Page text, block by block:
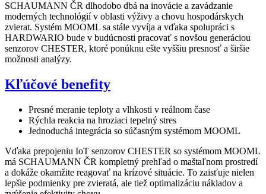
SCHAUMANN ČR dlhodobo dbá na inovácie a zavádzanie
moderných technológií v oblasti výživy a chovu hospodárskych
zvierat. Systém MOOML sa stále vyvíja a vďaka spolupráci s
HARDWARIO bude v budúcnosti pracovať s novšou generáciou
senzorov CHESTER, ktoré ponúknu ešte vyššiu presnosť a širšie
možnosti analýzy.
Kľúčové benefity
Presné meranie teploty a vlhkosti v reálnom čase
Rýchla reakcia na hroziaci tepelný stres
Jednoduchá integrácia so súčasným systémom MOOML
Vďaka prepojeniu IoT senzorov CHESTER so systémom MOOML
má SCHAUMANN ČR kompletný prehľad o maštaľnom prostredí
a dokáže okamžite reagovať na krízové situácie. To zaisťuje nielen
lepšie podmienky pre zvieratá, ale tiež optimalizáciu nákladov a